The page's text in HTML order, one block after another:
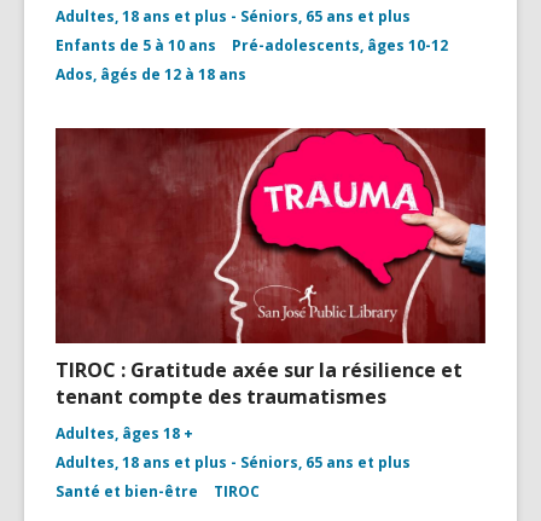
Adultes, 18 ans et plus - Séniors, 65 ans et plus
Enfants de 5 à 10 ans
Pré-adolescents, âges 10-12
Ados, âgés de 12 à 18 ans
TIROC : Gratitude axée sur la résilience et
tenant compte des traumatismes
Adultes, âges 18 +
Adultes, 18 ans et plus - Séniors, 65 ans et plus
Santé et bien-être
TIROC